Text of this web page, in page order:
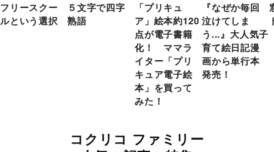
フリースクー
ルという選択
５文字で四字
熟語
「プリキュ
ア」絵本約120
点が電子書籍
化！ ママラ
イター「プリ
キュア電子絵
本」を買って
みた！
『なぜか毎回
泣けてしま
う...』大人気子
育て絵日記漫
画から単行本
発売！
コクリコ ファミリー